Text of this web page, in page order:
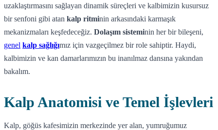
uzaklaştırmasını sağlayan dinamik süreçleri ve kalbimizin kusursuz
bir senfoni gibi atan kalp ritminin arkasındaki karmaşık
mekanizmaları keşfedeceğiz. Dolaşım sisteminin her bir bileşeni,
genel kalp sağlığımız için vazgeçilmez bir role sahiptir. Haydi,
kalbimizin ve kan damarlarımızın bu inanılmaz dansına yakından
bakalım.
Kalp Anatomisi ve Temel İşlevleri
Kalp, göğüs kafesimizin merkezinde yer alan, yumruğumuz